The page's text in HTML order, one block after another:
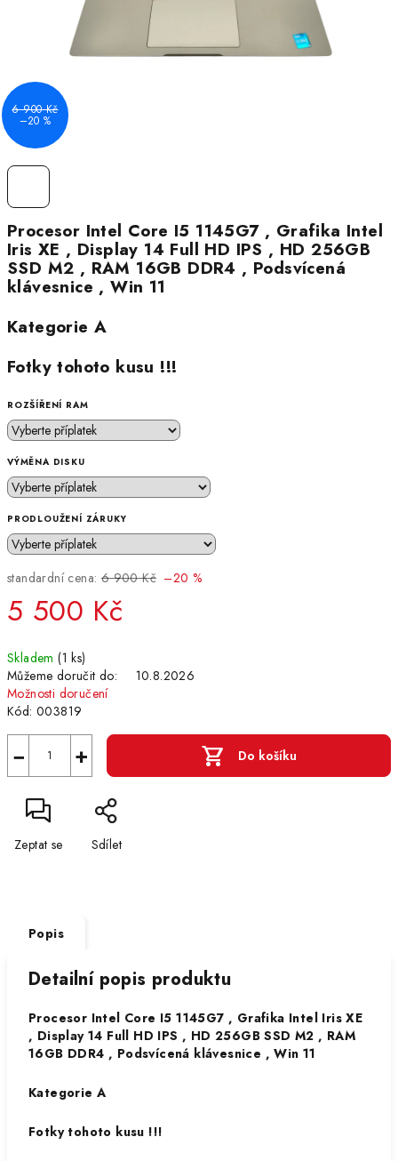
Procesor Intel Core I5 1145G7 , Grafika Intel
Iris XE , Display 14 Full HD IPS , HD 256GB
SSD M2 , RAM 16GB DDR4 , Podsvícená
klávesnice , Win 11
Kategorie A
Fotky tohoto kusu !!!
ROZŠÍŘENÍ RAM
VÝMĚNA DISKU
PRODLOUŽENÍ ZÁRUKY
standardní cena: 6 900 Kč –20 %
5 500 Kč
cena:
Skladem(1 ks)
Můžeme doručit do:
10.8.2026
Možnosti doručení
Kód: 003819
+
− Do košíku
Zeptat se Sdílet
6 900 Kč
–20 %
Popis
Detailní popis produktu
Procesor Intel Core I5 1145G7 , Grafika Intel Iris XE
, Display 14 Full HD IPS , HD 256GB SSD M2 , RAM
16GB DDR4 , Podsvícená klávesnice , Win 11
Kategorie A
Fotky tohoto kusu !!!